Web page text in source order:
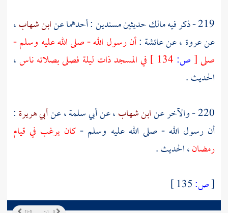
219 - ذكر فيه
مالكحديثين مسندين : أحدهما عنابن شهاب،
عنعروة ، عنعائشة :أن رسول الله - صلى الله عليه وسلم -
صلى[ص: في المسجد ذات ليلة فصلى بصلاته ناس،
الحديث .
220 - والآخر عن
ابن شهاب، عنأبي سلمة، عنأبي هريرة :
أن رسول الله - صلى الله عليه وسلم - كان يرغب في قيام
رمضان، الحديث .
[ص: